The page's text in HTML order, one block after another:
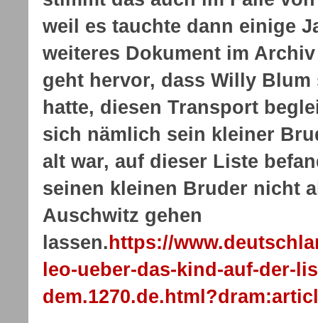
weil es tauchte dann einige
weiteres Dokument im
geht hervor, dass Willy Blum
hatte, diesen Transport
sich nämlich sein kleiner
alt war, auf dieser Liste
seinen kleinen Bruder nicht
Auschwitz gehen
lassen. https://
leo-ueber-das-kind-auf-der-